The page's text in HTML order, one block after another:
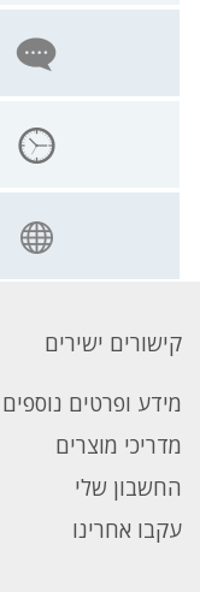
קישורים ישירים
מידע ופרטים נוספים
מדריכי מוצרים
החשבון שלי
עקבו אחרינו